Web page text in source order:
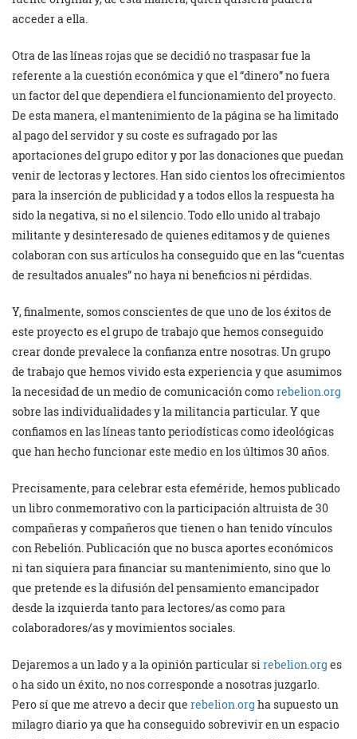
acceder a ella.
Otra de las líneas rojas que se decidió no traspasar fue la
referente a la cuestión económica y que el “dinero” no fuera
un factor del que dependiera el funcionamiento del proyecto.
De esta manera, el mantenimiento de la página se ha limitado
al pago del servidor y su coste es sufragado por las
aportaciones del grupo editor y por las donaciones que puedan
venir de lectoras y lectores. Han sido cientos los ofrecimientos
para la inserción de publicidad y a todos ellos la respuesta ha
sido la negativa, si no el silencio. Todo ello unido al trabajo
militante y desinteresado de quienes editamos y de quienes
colaboran con sus artículos ha conseguido que en las “cuentas
de resultados anuales” no haya ni beneficios ni pérdidas.
Y, finalmente, somos conscientes de que uno de los éxitos de
este proyecto es el grupo de trabajo que hemos conseguido
crear donde prevalece la confianza entre nosotras. Un grupo
de trabajo que hemos vivido esta experiencia y que asumimos
la necesidad de un medio de comunicación comorebelion.org
sobre las individualidades y la militancia particular. Y que
confiamos en las líneas tanto periodísticas como ideológicas
que han hecho funcionar este medio en los últimos 30 años.
Precisamente, para celebrar esta efeméride, hemos publicado
un libro conmemorativo con la participación altruista de 30
compañeras y compañeros que tienen o han tenido vínculos
con Rebelión. Publicación que no busca aportes económicos
ni tan siquiera para financiar su mantenimiento, sino que lo
que pretende es la difusión del pensamiento emancipador
desde la izquierda tanto para lectores/as como para
colaboradores/as y movimientos sociales.
Dejaremos a un lado y a la opinión particular si rebelion.org es
o ha sido un éxito, no nos corresponde a nosotras juzgarlo.
Pero sí que me atrevo a decir que rebelion.org ha supuesto un
milagro diario ya que ha conseguido sobrevivir en un espacio